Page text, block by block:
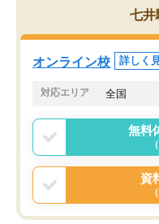
がら頑張って欲しいと
七井
オンライン校 詳しく
対応エリア 全国
無料
資